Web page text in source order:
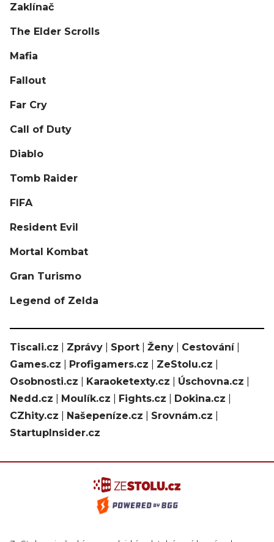
Zaklínač
The Elder Scrolls
Mafia
Fallout
Far Cry
Call of Duty
Diablo
Tomb Raider
FIFA
Resident Evil
Mortal Kombat
Gran Turismo
Legend of Zelda
Tiscali.cz Zprávy Sport Ženy Cestování|
Games.cz
Profigamers.cz ZeStolu.cz
Osobnosti.cz
Karaoketexty.cz Úschovna.cz
Nedd.cz
Moulík.cz Fights.cz Dokina.cz
CZhity.cz
Našepeníze.cz Srovnám.cz
StartupInsider.cz